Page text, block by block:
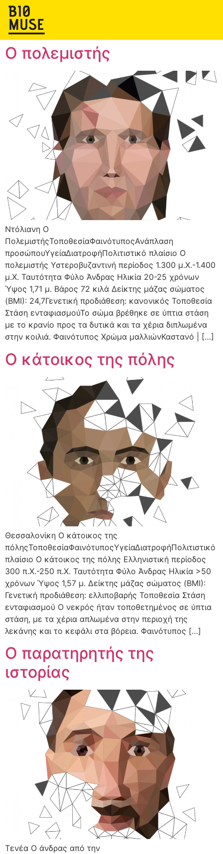
Ο πολεμιστής
Ντόλιανη Ο
ΠολεμιστήςΤοποθεσίαΦαινότυποςΑνάπλαση
προσώπουΥγείαΔιατροφήΠολιτιστικό πλαίσιο Ο
πολεμιστής Υστεροβυζαντινή περίοδος 1.300 μ.Χ.-1.400
μ.Χ. Ταυτότητα Φύλο Άνδρας Ηλικία 20-25 χρόνων
Ύψος 1,71 μ. Βάρος 72 κιλά Δείκτης μάζας σώματος
(BMI): 24,7Γενετική προδιάθεση: κανονικός Τοποθεσία
Στάση ενταφιασμούΤο σώμα βρέθηκε σε ύπτια στάση
με το κρανίο προς τα δυτικά και τα χέρια διπλωμένα
στην κοιλιά. Φαινότυπος Χρώμα μαλλιώνΚαστανό | […]
Ο κάτοικος της πόλης
Θεσσαλονίκη Ο κάτοικος της
πόληςΤοποθεσίαΦαινότυποςΥγείαΔιατροφήΠολιτιστικό
πλαίσιο Ο κάτοικος της πόλης Ελληνιστική περίοδος
300 π.Χ.-250 π.Χ. Ταυτότητα Φύλο Άνδρας Ηλικία >50
χρόνων Ύψος 1,57 μ. Δείκτης μάζας σώματος (BMI):
Γενετική προδιάθεση: ελλιποβαρής Τοποθεσία Στάση
ενταφιασμού Ο νεκρός ήταν τοποθετημένος σε ύπτια
στάση, με τα χέρια απλωμένα στην περιοχή της
λεκάνης και το κεφάλι στα βόρεια. Φαινότυπος […]
Ο παρατηρητής της
ιστορίας
Τενέα Ο άνδρας από την